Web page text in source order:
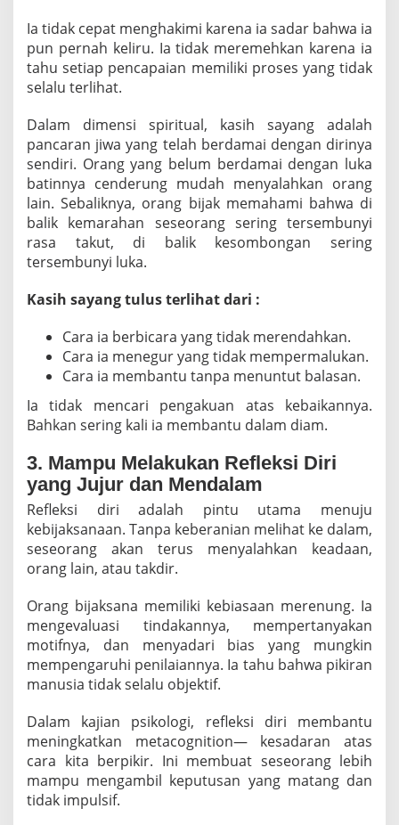
Ia tidak cepat menghakimi karena ia sadar bahwa ia
pun pernah keliru. Ia tidak meremehkan karena ia
tahu setiap pencapaian memiliki proses yang tidak
selalu terlihat.
Dalam dimensi spiritual, kasih sayang adalah
pancaran jiwa yang telah berdamai dengan dirinya
sendiri. Orang yang belum berdamai dengan luka
batinnya cenderung mudah menyalahkan orang
lain. Sebaliknya, orang bijak memahami bahwa di
balik kemarahan seseorang sering tersembunyi
rasa takut, di balik kesombongan sering
tersembunyi luka.
Kasih sayang tulus terlihat dari :
Cara ia berbicara yang tidak merendahkan.
Cara ia menegur yang tidak mempermalukan.
Cara ia membantu tanpa menuntut balasan.
Ia tidak mencari pengakuan atas kebaikannya.
Bahkan sering kali ia membantu dalam diam.
3. Mampu Melakukan Refleksi Diri
yang Jujur dan Mendalam
Refleksi diri adalah pintu utama menuju
kebijaksanaan. Tanpa keberanian melihat ke dalam,
seseorang akan terus menyalahkan keadaan,
orang lain, atau takdir.
Orang bijaksana memiliki kebiasaan merenung. Ia
mengevaluasi tindakannya, mempertanyakan
motifnya, dan menyadari bias yang mungkin
mempengaruhi penilaiannya. Ia tahu bahwa pikiran
manusia tidak selalu objektif.
Dalam kajian psikologi, refleksi diri membantu
meningkatkan metacognition— kesadaran atas
cara kita berpikir. Ini membuat seseorang lebih
mampu mengambil keputusan yang matang dan
tidak impulsif.